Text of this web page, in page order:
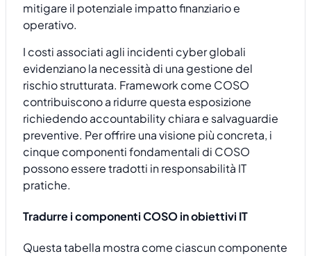
mitigare il potenziale impatto finanziario e
operativo.
I costi associati agli incidenti cyber globali
evidenziano la necessità di una gestione del
rischio strutturata. Framework come COSO
contribuiscono a ridurre questa esposizione
richiedendo accountability chiara e salvaguardie
preventive. Per offrire una visione più concreta, i
cinque componenti fondamentali di COSO
possono essere tradotti in responsabilità IT
pratiche.
Tradurre i componenti COSO in obiettivi IT
Questa tabella mostra come ciascun componente